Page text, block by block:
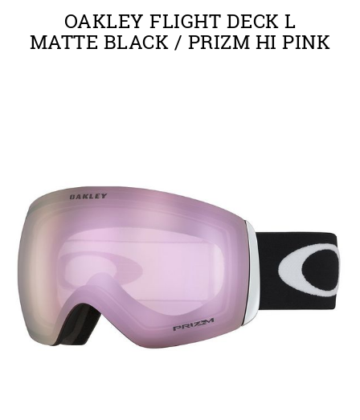
OAKLEY FLIGHT DECK L
MATTE BLACK / PRIZM HI PINK